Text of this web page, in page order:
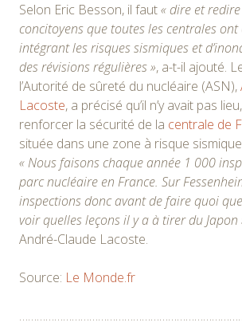
Selon Eric Besson, il faut« dire et
concitoyens que toutes les centrales ont
intégrant les risques sismiques et
des révisions régulières », a-t-il ajouté.
l’Autorité de sûreté du nucléaire (ASN),
Lacoste, a précisé qu’il n’y avait pas
renforcer la sécurité de la centrale de
située dans une zone à risque
« Nous faisons chaque année 1 000
parc nucléaire en France. Sur
inspections donc avant de faire quoi
voir quelles leçons il y a à tirer du Japon
André-Claude Lacoste.
Source: Le Monde.fr